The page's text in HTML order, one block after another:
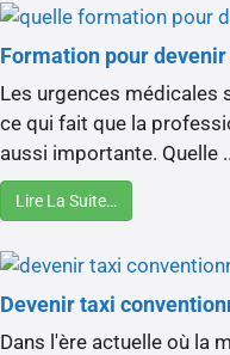
Formation pour
Les urgences médicales
ce qui fait que la
aussi importante. Quelle
Lire La Suite…
Devenir taxi
Dans l'ère actuelle où la